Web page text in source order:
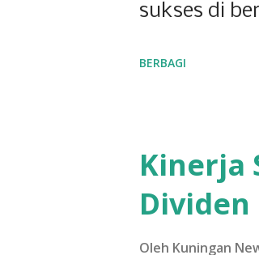
sukses di
yang
toserba
dalam
BERBAGI
Kinerja
Dividen
Oleh Kuningan